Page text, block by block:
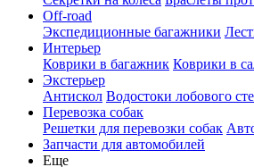
Off-road
Экспедиционные багажники
Интерьер
Коврики в багажник Коврики в
Экстерьер
Антискол Водостоки лобового
Перевозка собак
Решетки для перевозки собак
Запчасти для автомобилей
Еще